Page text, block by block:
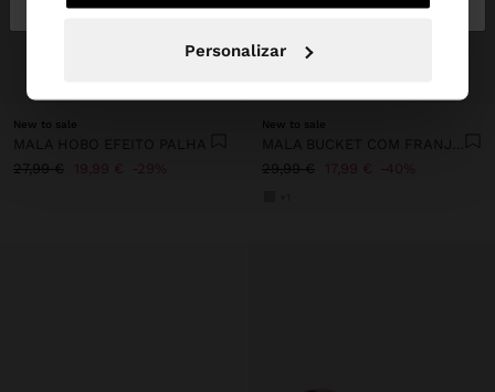
Personalizar
New to sale
MALA HOBO EFEITO PALHA
27,99 €
19,99 € 29%
New to sale
MALA BUCKET COM FRANJAS COMPRIDAS
29,99 €
17,99 € 40%